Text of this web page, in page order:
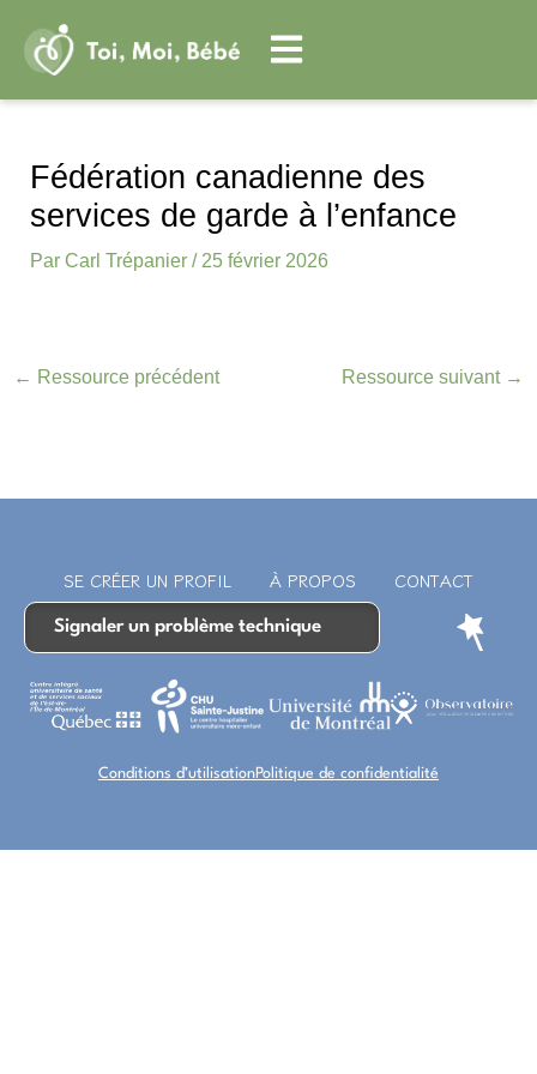
Fédération canadienne des
services de garde à l’enfance​
ParCarl Trépanier/ 25 février 2026
articles
← Ressource précédent Ressource suivant →
SE CRÉER UN PROFIL À PROPOS CONTACT
Signaler un problème technique
Conditions d’utilisationPolitique de confidentialité